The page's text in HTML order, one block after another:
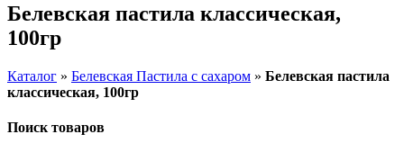
Белевская пастила классическая,
100гр
Каталог » Белевская Пастила с сахаром » Белевская пастила
классическая, 100гр
Поиск товаров